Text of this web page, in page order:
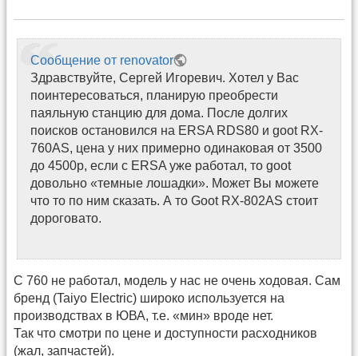
Сообщение от renovator
Здравствуйте, Сергей Игоревич. Хотел у Вас
поинтересоваться, планирую преобрести
паяльную станцию для дома. После долгих
поисков остановился на ERSA RDS80 и goot RX-
760AS, цена у них примерно одинаковая от 3500
до 4500р, если с ERSA уже работал, то goot
довольно «темные лошадки». Может Вы можете
что то по ним сказать. А то Goot RX-802AS стоит
дороговато.
С 760 не работал, модель у нас не очень ходовая. Сам
бренд (Taiyo Electric) широко используется на
производствах в ЮВА, т.е. «мин» вроде нет.
Так что смотри по цене и доступности расходников
(жал, запчастей).